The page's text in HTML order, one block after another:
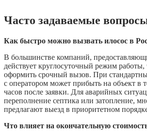
Часто задаваемые
Как быстро можно вызвать илосос в
В большинстве компаний,
действует круглосуточный режим работы,
оформить срочный вызов. При
с оператором может прибыть на объект в
часов после заявки. Для аварийных
переполнение септика или затопление,
предлагают выезд в приоритетном
Что влияет на окончательную